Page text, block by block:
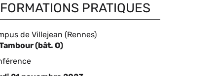
PRATIQUES
de Villejean (Rennes)
(bât. O)